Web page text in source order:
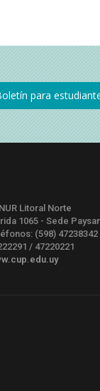
Litoral Norte
1065 - Sede
(598) 47238342
/ 47220221